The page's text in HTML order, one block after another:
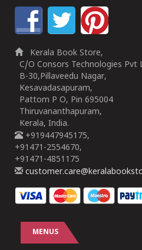
Kerala Book Store,
C/O Consors Technologies Pvt
B-30,Pillaveedu Nagar,
Kesavadasapuram,
Pattom P O, Pin 695004
Thiruvananthapuram,
Kerala, India.
+919447945175,
+91471-2554670,
+91471-4851175
MENUS